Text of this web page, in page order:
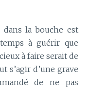
la bouche est
à guérir que
à faire serait de
s’agir d’une grave
de ne pas